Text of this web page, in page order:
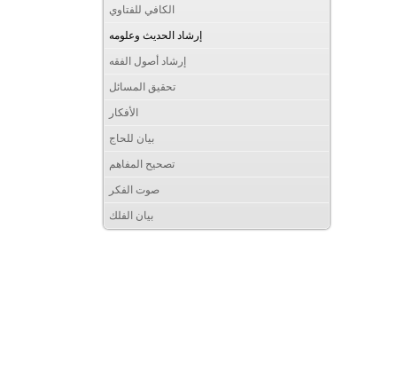
الكافي للفتاوي
إرشاد الحديث وعلومه
إرشاد أصول الفقه
تحقيق المسائل
الأفكار
بيان للحاج
تصحيح المفاهم
صوت الفكر
بيان الفلك